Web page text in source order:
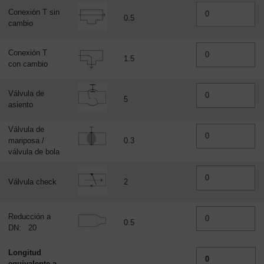
Conexión T sin
cambio
0.5
Conexión T
con cambio
1.5
Válvula de
asiento
5
Válvula de
mariposa /
válvula de bola
0.3
Válvula check 2
Reducción a
DN: 20
0.5
Longitud